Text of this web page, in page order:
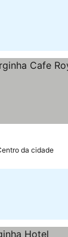
da cidade